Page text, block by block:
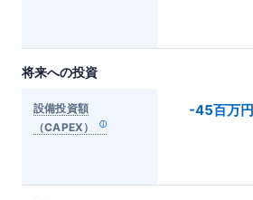
将来への投資
設備投資額
（CAPEX）
-45百万円